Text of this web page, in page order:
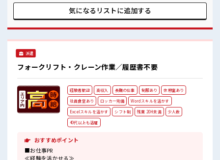
に悩まずOK♪ ≪未経験OKの仕事≫ 新しいことにチャレンジ
するのは不安だけど、 しっかり働く環境が整っています！ イ
様々なお仕事をご提案≫ 一人で悩まず気軽に相談できる、 派
遣のお仕事です！ ■職場の雰囲気 髪型にこだわりのあるアナ
♪
気になるリストに追加する
派遣
フォークリフト・クレーン作業／履歴書不要
経験者歓迎 高収入 長期の仕事 制服あり
休憩室あり
社員食堂あり
ロッカー完備
Wordスキルを活かす
Excelスキルを活かす
シフト制 残業 20H未満
少人数
40代以上も活躍
おすすめポイント
■お仕事PR
≪経験を活かせる≫